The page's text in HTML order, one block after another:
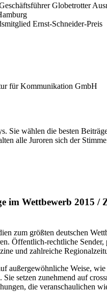
Globetrotter
Ernst-Schneider-Preis
für Kommunikation GmbH
Sie wählen die besten
alle Juroren sich der
im Wettbewerb 2015
zum größten deutschen
Öffentlich-rechtliche
und zahlreiche
außergewöhnliche Weise,
setzen zunehmend auf
die veranschaulichen